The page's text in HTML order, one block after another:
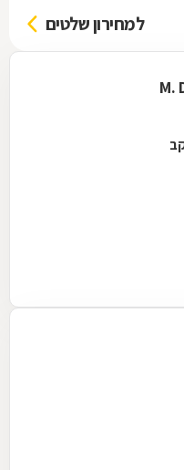
למחירון שלטים